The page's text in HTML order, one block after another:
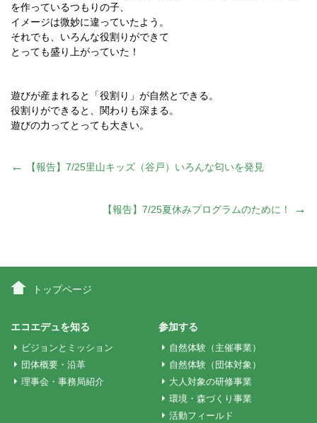
を作っているつもりの子、
イメージは微妙に違っていたよう。
それでも、いろんな役割りができて
とっても盛り上がっていた！
遊びが産まれると「役割り」が自然とできる。
役割りができると、関わりも深まる。
遊びの力ってとっても大きい。
投
ビ
ゲ
ー
← 【報告】7/25里山キッズ（谷戸）いろんな匂いを発見
【報告】7/25夏休みプログラムのために！ →
トップページ
エコエデュを知る
ビジョンとミッション
団体概要・沿革
理事会・事務局紹介
参加する
自然体験（主催事業）
自然体験（団体対象）
大人対象の研修事業
環境・森づくり事業
活動フィールド